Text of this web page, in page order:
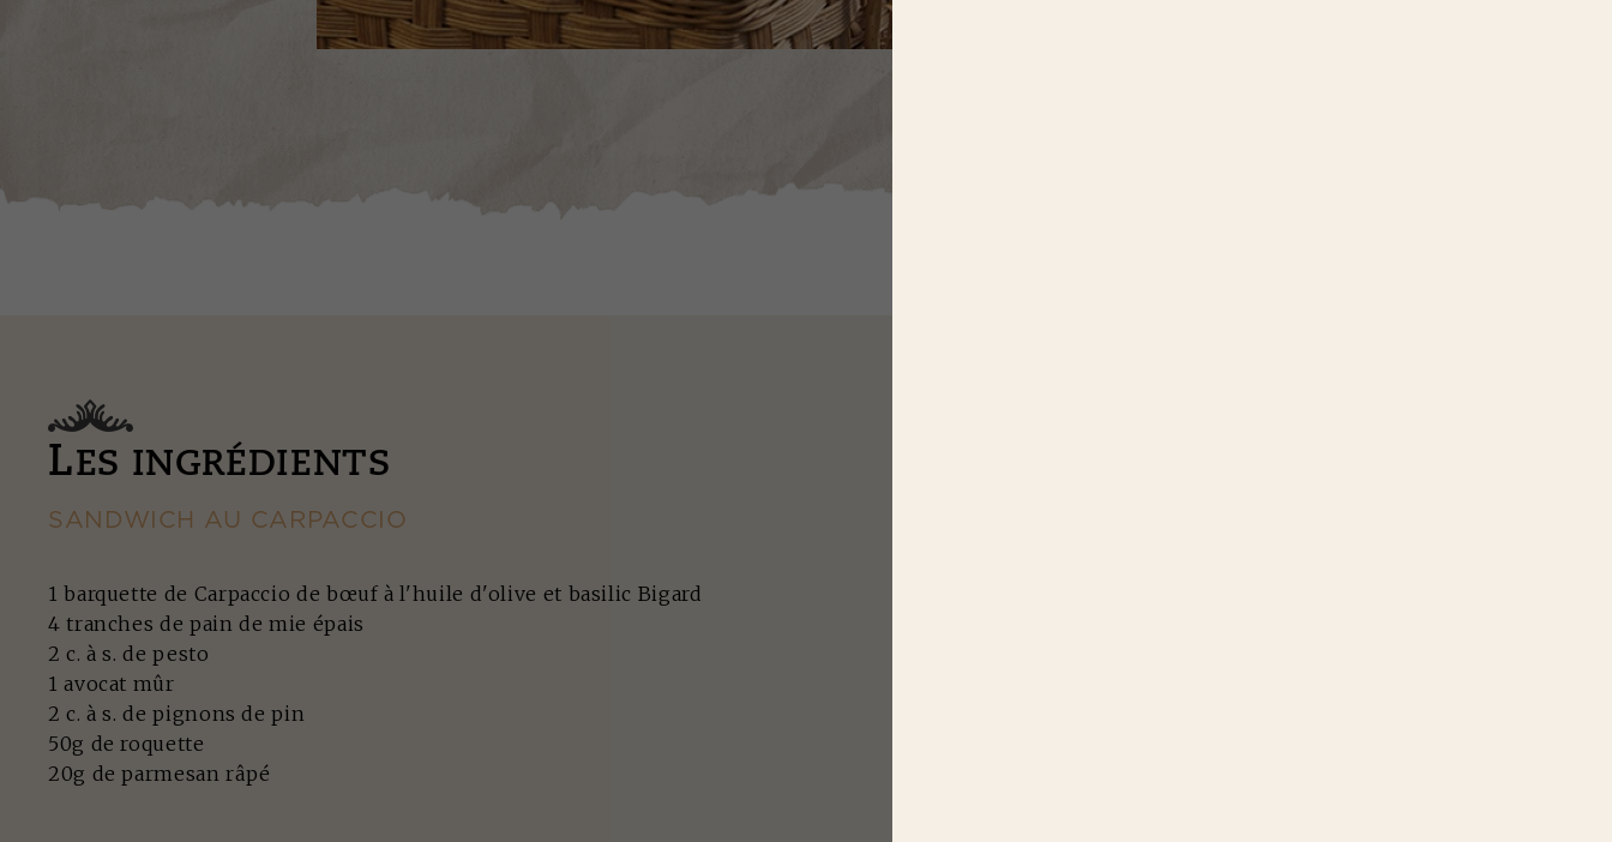
LES INGRÉDIENTS
SANDWICH AU CARPACCIO
1 barquette de Carpaccio de bœuf à l'huile d'olive et basilic Bigard
4 tranches de pain de mie épais
2 c. à s. de pesto
1 avocat mûr
2 c. à s. de pignons de pin
50g de roquette
20g de parmesan râpé